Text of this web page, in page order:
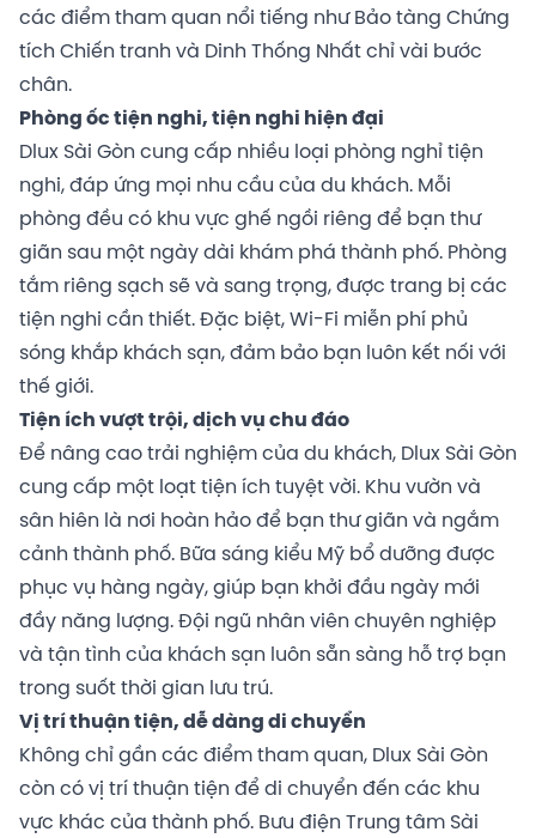
các điểm tham quan nổi tiếng như Bảo tàng Chứng
tích Chiến tranh và Dinh Thống Nhất chỉ vài bước
chân.
Phòng ốc tiện nghi, tiện nghi hiện đại
Dlux Sài Gòn cung cấp nhiều loại phòng nghỉ tiện
nghi, đáp ứng mọi nhu cầu của du khách. Mỗi
phòng đều có khu vực ghế ngồi riêng để bạn thư
giãn sau một ngày dài khám phá thành phố. Phòng
tắm riêng sạch sẽ và sang trọng, được trang bị các
tiện nghi cần thiết. Đặc biệt, Wi-Fi miễn phí phủ
sóng khắp khách sạn, đảm bảo bạn luôn kết nối với
thế giới.
Tiện ích vượt trội, dịch vụ chu đáo
Để nâng cao trải nghiệm của du khách, Dlux Sài Gòn
cung cấp một loạt tiện ích tuyệt vời. Khu vườn và
sân hiên là nơi hoàn hảo để bạn thư giãn và ngắm
cảnh thành phố. Bữa sáng kiểu Mỹ bổ dưỡng được
phục vụ hàng ngày, giúp bạn khởi đầu ngày mới
đầy năng lượng. Đội ngũ nhân viên chuyên nghiệp
và tận tình của khách sạn luôn sẵn sàng hỗ trợ bạn
trong suốt thời gian lưu trú.
Vị trí thuận tiện, dễ dàng di chuyển
Không chỉ gần các điểm tham quan, Dlux Sài Gòn
còn có vị trí thuận tiện để di chuyển đến các khu
vực khác của thành phố. Bưu điện Trung tâm Sài